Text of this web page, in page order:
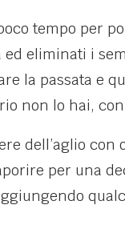
tempo per
ed eliminati i
la passata e
non lo hai,
dell’aglio
per una